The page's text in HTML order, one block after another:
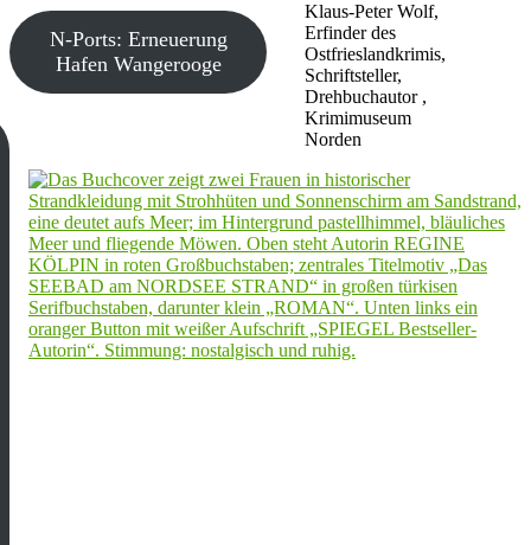
Klaus-Peter Wolf,
Erfinder des
Ostfrieslandkrimis,
Schriftsteller,
Drehbuchautor ,
Krimimuseum
Norden
N-Ports: Erneuerung
Hafen Wangerooge